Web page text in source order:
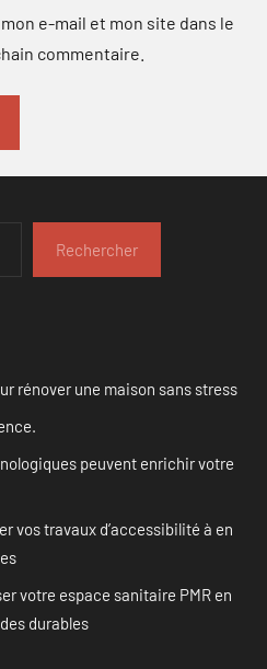
e-mail et mon site dans le
commentaire.
Rechercher
rénover une maison sans stress
peuvent enrichir votre
vos travaux d’accessibilité à en
votre espace sanitaire PMR en
durables